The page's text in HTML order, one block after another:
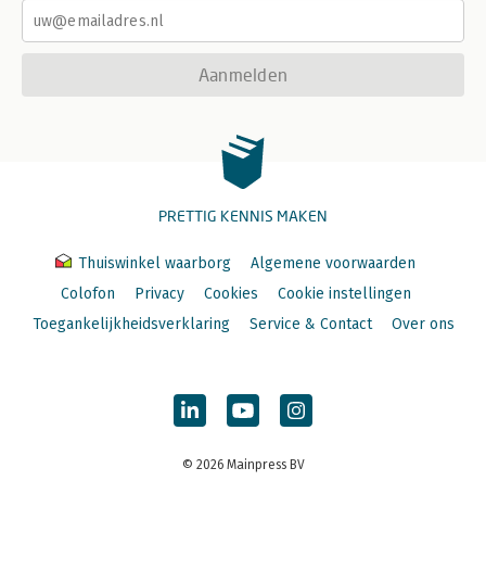
Aanmelden
PRETTIG KENNIS MAKEN
Thuiswinkel waarborg
Algemene voorwaarden
Colofon
Privacy Cookies
Cookie instellingen
Toegankelijkheidsverklaring
Service & Contact Over ons
© 2026 Mainpress BV